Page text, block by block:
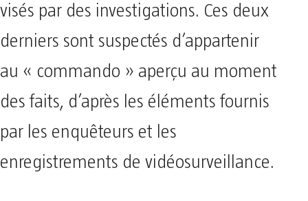
visés par des investigations. Ces deux
derniers sont suspectés d’appartenir
au « commando » aperçu au moment
des faits, d’après les éléments fournis
par les enquêteurs et les
enregistrements de vidéosurveillance.